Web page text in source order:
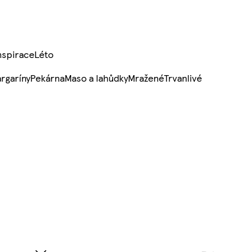
Léto
PekárnaMaso a lahůdkyMraženéTrvanlivé